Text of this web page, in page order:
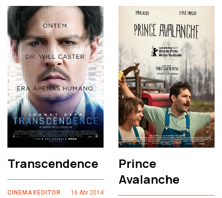
Transcendence
CINEMAXEDITOR
16 Abr 2014
Prince
Avalanche